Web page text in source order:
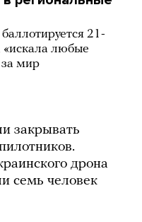
21-
любые
за мир
закрывать
дрона
семь человек